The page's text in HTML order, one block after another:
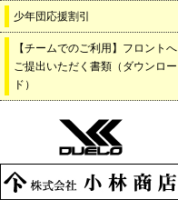
少年団応援割引
【チームでのご利用】フロントへ
ご提出いただく書類（ダウンロー
ド）